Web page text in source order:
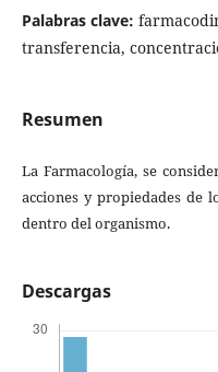
Palabras clave:
transferencia,
Resumen
La Farmacología, se
acciones y propiedades de
dentro del organismo.
Descargas